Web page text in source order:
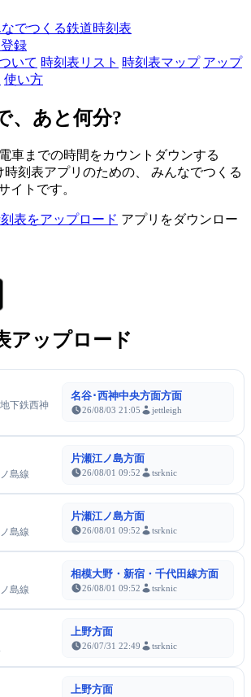
でつくる鉄道時刻表
録
いて 時刻表リスト 時刻表マップ アップ
使い方
、あと何分?
車までの時間をカウントダウンする
時刻表アプリのための、 みんなでつくる
イトです。
表をアップロード アプリをダウンロー
アップロード
下鉄西神
名谷･西神中央方面方面
26/08/03 21:05 jettleigh
島線
片瀬江ノ島方面
26/08/01 09:52 tsrknic
島線
片瀬江ノ島方面
26/08/01 09:52 tsrknic
島線
相模大野・新宿・千代田線方面
26/08/01 09:52 tsrknic
上野方面
26/07/31 22:49 tsrknic
上野方面